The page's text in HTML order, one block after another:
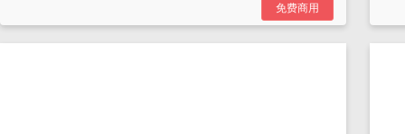
免费商用